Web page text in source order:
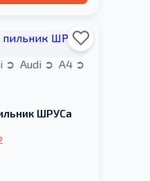
Audi
A4
ШРУСа